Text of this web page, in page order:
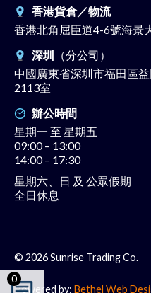
香港貨倉／物流
香港北角屈臣道4-6號海景
深圳 （分公司）
中國廣東省深圳市福田區
2113室
辦公時間
星期一 至 星期五
09:00 – 13:00
14:00 – 17:30
星期六、日 及 公眾假期
全日休息
© 2026 Sunrise Trading Co.
Powered by: Bethel Web
0